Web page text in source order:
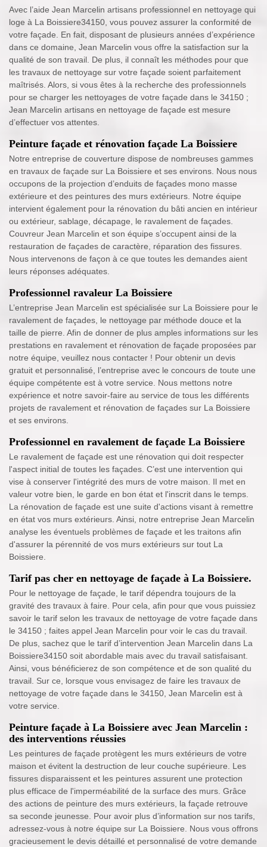
Avec l’aide Jean Marcelin artisans professionnel en nettoyage qui
loge à La Boissiere34150, vous pouvez assurer la conformité de
votre façade. En fait, disposant de plusieurs années d’expérience
dans ce domaine, Jean Marcelin vous offre la satisfaction sur la
qualité de son travail. De plus, il connaît les méthodes pour que
les travaux de nettoyage sur votre façade soient parfaitement
maîtrisés. Alors, si vous êtes à la recherche des professionnels
pour se charger les nettoyages de votre façade dans le 34150 ;
Jean Marcelin artisans en nettoyage de façade est mesure
d’effectuer vos attentes.
Peinture façade et rénovation façade La Boissiere
Notre entreprise de couverture dispose de nombreuses gammes
en travaux de façade sur La Boissiere et ses environs. Nous nous
occupons de la projection d’enduits de façades mono masse
extérieure et des peintures des murs extérieurs. Notre équipe
intervient également pour la rénovation du bâti ancien en intérieur
ou extérieur, sablage, décapage, le ravalement de façades.
Couvreur Jean Marcelin et son équipe s’occupent ainsi de la
restauration de façades de caractère, réparation des fissures.
Nous intervenons de façon à ce que toutes les demandes aient
leurs réponses adéquates.
Professionnel ravaleur La Boissiere
L’entreprise Jean Marcelin est spécialisée sur La Boissiere pour le
ravalement de façades, le nettoyage par méthode douce et la
taille de pierre. Afin de donner de plus amples informations sur les
prestations en ravalement et rénovation de façade proposées par
notre équipe, veuillez nous contacter ! Pour obtenir un devis
gratuit et personnalisé, l’entreprise avec le concours de toute une
équipe compétente est à votre service. Nous mettons notre
expérience et notre savoir-faire au service de tous les différents
projets de ravalement et rénovation de façades sur La Boissiere
et ses environs.
Professionnel en ravalement de façade La Boissiere
Le ravalement de façade est une rénovation qui doit respecter
l'aspect initial de toutes les façades. C’est une intervention qui
vise à conserver l'intégrité des murs de votre maison. Il met en
valeur votre bien, le garde en bon état et l'inscrit dans le temps.
La rénovation de façade est une suite d'actions visant à remettre
en état vos murs extérieurs. Ainsi, notre entreprise Jean Marcelin
analyse les éventuels problèmes de façade et les traitons afin
d'assurer la pérennité de vos murs extérieurs sur tout La
Boissiere.
Tarif pas cher en nettoyage de façade à La Boissiere.
Pour le nettoyage de façade, le tarif dépendra toujours de la
gravité des travaux à faire. Pour cela, afin pour que vous puissiez
savoir le tarif selon les travaux de nettoyage de votre façade dans
le 34150 ; faites appel Jean Marcelin pour voir le cas du travail.
De plus, sachez que le tarif d’intervention Jean Marcelin dans La
Boissiere34150 soit abordable mais avec du travail satisfaisant.
Ainsi, vous bénéficierez de son compétence et de son qualité du
travail. Sur ce, lorsque vous envisagez de faire les travaux de
nettoyage de votre façade dans le 34150, Jean Marcelin est à
votre service.
Peinture façade à La Boissiere avec Jean Marcelin :
des interventions réussies
Les peintures de façade protègent les murs extérieurs de votre
maison et évitent la destruction de leur couche supérieure. Les
fissures disparaissent et les peintures assurent une protection
plus efficace de l'imperméabilité de la surface des murs. Grâce
des actions de peinture des murs extérieurs, la façade retrouve
sa seconde jeunesse. Pour avoir plus d’information sur nos tarifs,
adressez-vous à notre équipe sur La Boissiere. Nous vous offrons
gracieusement le devis détaillé et personnalisé de votre demande